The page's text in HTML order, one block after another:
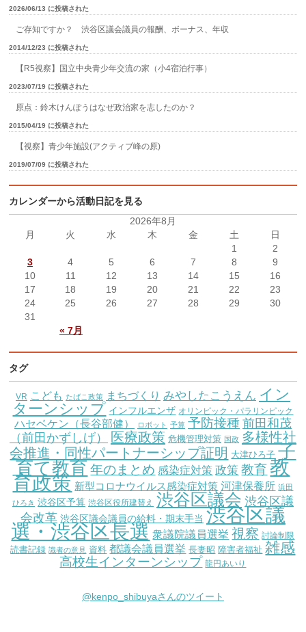
2026/06/13 に投稿された
ご存知ですか？ 渋谷区議会議員の報酬、ボーナス、年収
2014/12/23 に投稿された
【R5視察】国立中央青少年交流の家（小4宿泊行事）
2023/07/19 に投稿された
原点：鈴木けんぽうはなぜ政治家を志したのか？
2015/04/19 に投稿された
【視察】青少年施設(アクティブ峰の原)
2019/07/09 に投稿された
カレンダーから活動日記を見る
2026年8月
月
火 水 木 金 土 日
« 7月
1
2
3
4 5 6 7 8
9
10
11 12 13 14 15
16
17
18 19 20 21 22
23
24
25 26 27 28 29
30
31
タグ
VR こども たばこ政策 まちづくり みやしたこうえん イン
ターンシップ インフルエンザ オリンピック・パラリンピック
ハセベケン（長谷部健） ロボット 予算 予防接種 前田和茂
（前田かずしげ）
医療政策 危機管理対策 国政 多様性社
会推進・同性パートナーシップ証明 大津ひろ子 子
育て教育 年のまとめ 感染症対策 政策 教育 教
育政策 新型コロナウイルス感染症対策 河津保養所 浜田
ひろき 渋谷区予算 渋谷区役所建替え 渋谷区議会 渋谷区議
会改革 渋谷区議会議員の給料・期末手当 渋谷区議
選・渋谷区長選 衆議院議員選挙 視察 討論制限
読書記録 識者の意見 資料 都議会議員選挙 長妻昭 障害者福祉 雑感
高校生インターンシップ 龍円あいり
@kenpo_shibuyaさんのツイート